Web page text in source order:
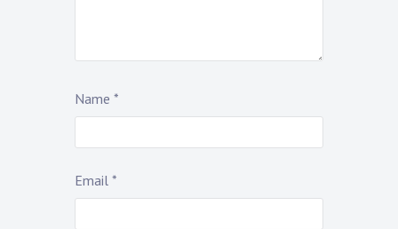
Name *
Email *